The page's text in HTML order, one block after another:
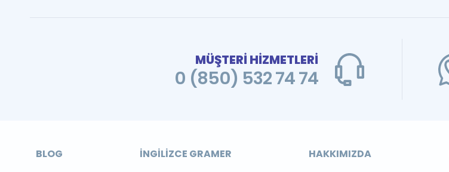
MÜŞTERİ HİZMETLERİ
0 (850) 532 74 74
BLOG İNGILIZCE GRAMER HAKKIMIZDA